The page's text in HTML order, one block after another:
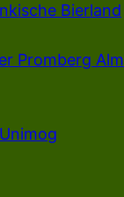
Bierland
Promberg Alm